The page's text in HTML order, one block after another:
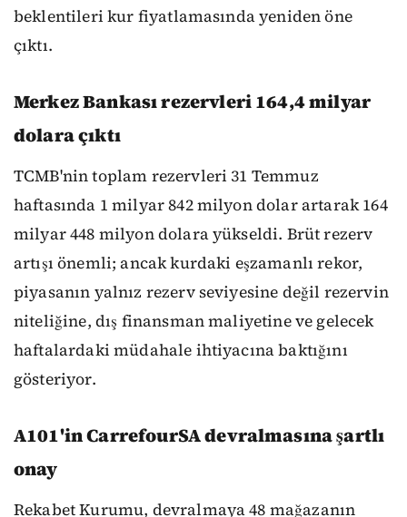
beklentileri kur fiyatlamasında yeniden öne
çıktı.
Merkez Bankası rezervleri 164,4 milyar
dolara çıktı
TCMB'nin toplam rezervleri 31 Temmuz
haftasında 1 milyar 842 milyon dolar artarak 164
milyar 448 milyon dolara yükseldi. Brüt rezerv
artışı önemli; ancak kurdaki eşzamanlı rekor,
piyasanın yalnız rezerv seviyesine değil rezervin
niteliğine, dış finansman maliyetine ve gelecek
haftalardaki müdahale ihtiyacına baktığını
gösteriyor.
A101'in CarrefourSA devralmasına şartlı
onay
Rekabet Kurumu, devralmaya 48 mağazanın